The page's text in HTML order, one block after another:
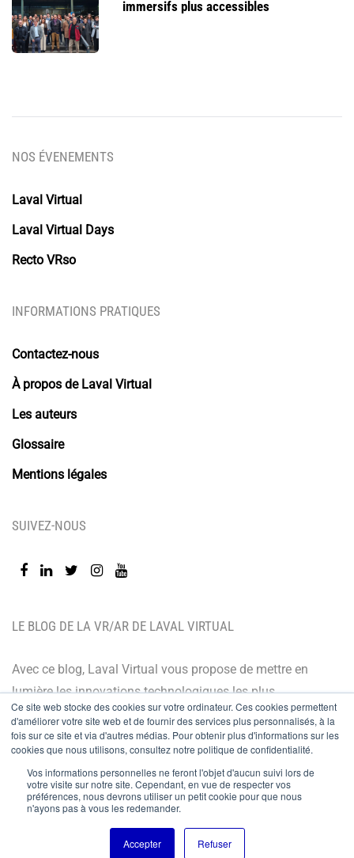
Ce site web stocke des cookies sur votre ordinateur. Ces cookies permettent
d'améliorer votre site web et de fournir des services plus personnalisés, à la
fois sur ce site et via d'autres médias. Pour obtenir plus d'informations sur les
cookies que nous utilisons, consultez notre politique de confidentialité.
Vos informations personnelles ne feront l'objet d'aucun suivi lors de
votre visite sur notre site. Cependant, en vue de respecter vos
préférences, nous devrons utiliser un petit cookie pour que nous
n'ayons pas à vous les redemander.
Accepter Refuser
immersifs plus accessibles
LE BLOG DE LA VR/AR DE LAVAL VIRTUAL
Avec ce blog, Laval Virtual vous propose de mettre en
lumière les innovations technologiques les plus
récentes et les dernières tendances. Orienté BtoB, le
blog de Laval Virtual s’adresse à tous ceux qui désirent
mieux comprendre et mieux maîtriser les technologies
immersives, les intégrer à leur chaîne de valeur ou
encore anticiper leurs évolutions.
NOS ÉVENEMENTS
Laval Virtual
Laval Virtual Days
Recto VRso
INFORMATIONS PRATIQUES
Contactez-nous
À propos de Laval Virtual
Les auteurs
Glossaire
Mentions légales
SUIVEZ-NOUS